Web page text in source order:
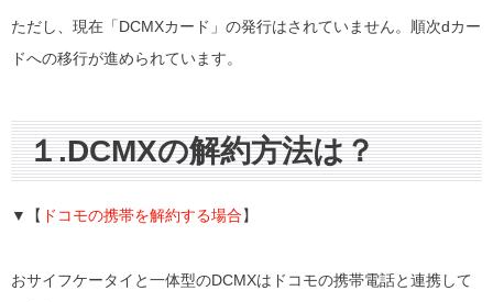
ただし、現在「DCMXカード」の発行はされていません。順次dカー
ドへの移行が進められています。
１.DCMXの解約方法は？
▼【 ドコモの携帯を解約する場合】
おサイフケータイと一体型のDCMXはドコモの携帯電話と連携して